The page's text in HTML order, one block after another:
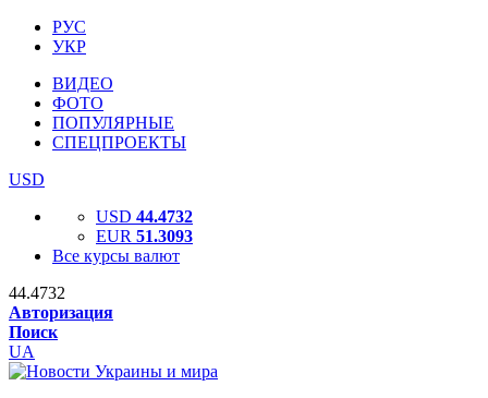
РУС
УКР
ВИДЕО
ФОТО
ПОПУЛЯРНЫЕ
СПЕЦПРОЕКТЫ
USD
USD 44.4732
EUR 51.3093
Все курсы валют
44.4732
Авторизация
Поиск
UA